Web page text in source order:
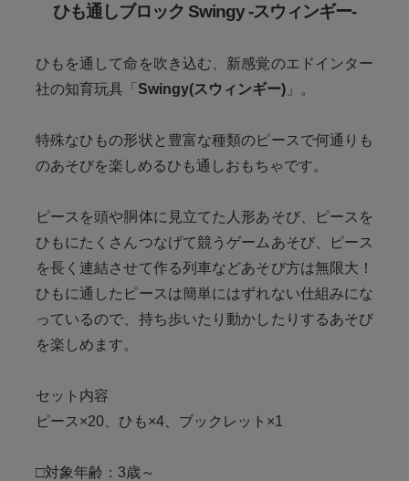
ひも通しブロック Swingy -スウィンギー-
ひもを通して命を吹き込む、新感覚のエドインター
社の知育玩具「 Swingy(スウィンギー)」。
特殊なひもの形状と豊富な種類のピースで何通りも
のあそびを楽しめるひも通しおもちゃです。
ピースを頭や胴体に見立てた人形あそび、ピースを
ひもにたくさんつなげて競うゲームあそび、ピース
を長く連結させて作る列車などあそび方は無限大！
ひもに通したピースは簡単にはずれない仕組みにな
っているので、持ち歩いたり動かしたりするあそび
を楽しめます。
セット内容
ピース×20、ひも×4、ブックレット×1
□対象年齢：3歳～